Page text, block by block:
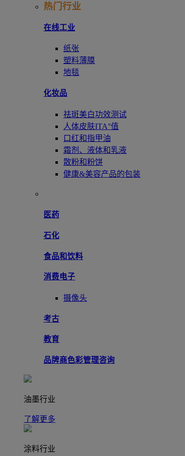
热门行业
在线工业
纸张
塑料薄膜
地毯
化妆品
祛斑美白功效测试
人体皮肤ITA°值
口红和指甲油
霜剂、液体和乳液
散粉和粉饼
健康&美容产品的包装
医药
石化
食品和饮料
消费电子
摄像头
考古
教育
品牌商色彩管理咨询
油墨行业
了解更多
涂料行业